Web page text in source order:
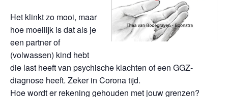
Het klinkt zo mooi, maar
hoe moeilijk is dat als je
een partner of
(volwassen) kind hebt
die last heeft van psychische klachten of een GGZ-
diagnose heeft. Zeker in Corona tijd.
Hoe wordt er rekening gehouden met jouw grenzen?